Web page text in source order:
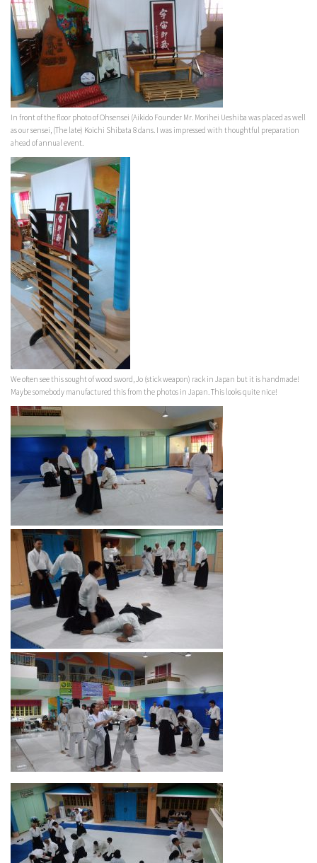
In front of the floor photo of Ohsensei (Aikido Founder Mr. Morihei Ueshiba was placed as well
as our sensei, (The late) Koichi Shibata 8 dans. I was impressed with thoughtful preparation
ahead of annual event.
We often see this sought of wood sword, Jo (stick weapon) rack in Japan but it is handmade!
Maybe somebody manufactured this from the photos in Japan. This looks quite nice!